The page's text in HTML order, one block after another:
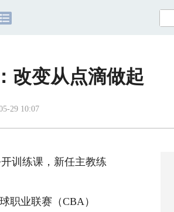
改变从点滴做起
29 10:07
训练课，新任主教练
业联赛（CBA）